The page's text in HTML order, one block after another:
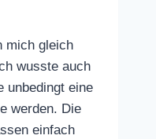
mich gleich
wusste auch
unbedingt eine
werden. Die
einfach